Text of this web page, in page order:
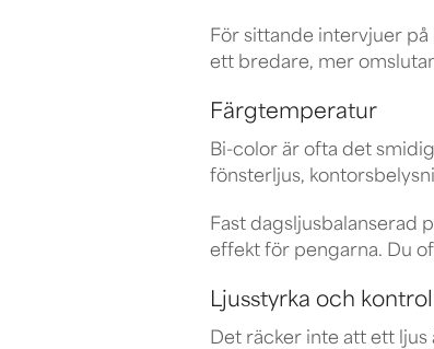
För sittande intervjuer
ett bredare, mer
Färgtemperatur
Bi-color är ofta det
fönsterljus,
Fast dagsljusbalanserad
effekt för pengarna. Du
Ljusstyrka och
Det räcker inte att ett